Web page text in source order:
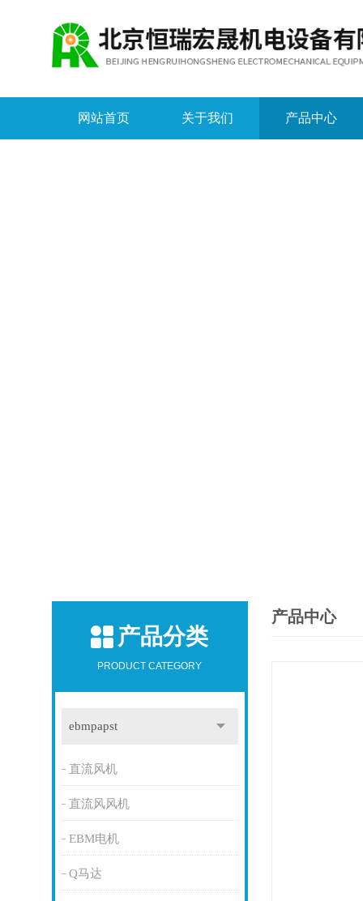
网站首页 关于我们 产品中心
产品分类
PRODUCT CATEGORY
ebmpapst
直流风机
直流风风机
EBM电机
Q马达
产品中心